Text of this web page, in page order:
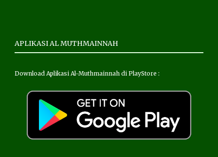
APLIKASI AL MUTHMAINNAH
Download Aplikasi Al-Muthmainnah di PlayStore :